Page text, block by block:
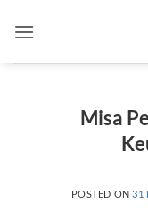
Misa
POSTED ON 31